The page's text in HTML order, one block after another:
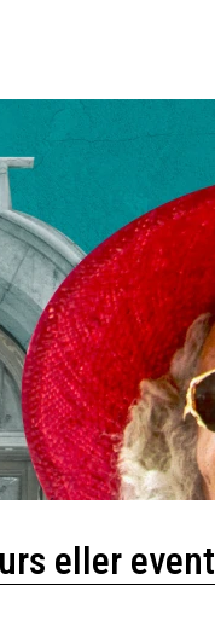
eller event